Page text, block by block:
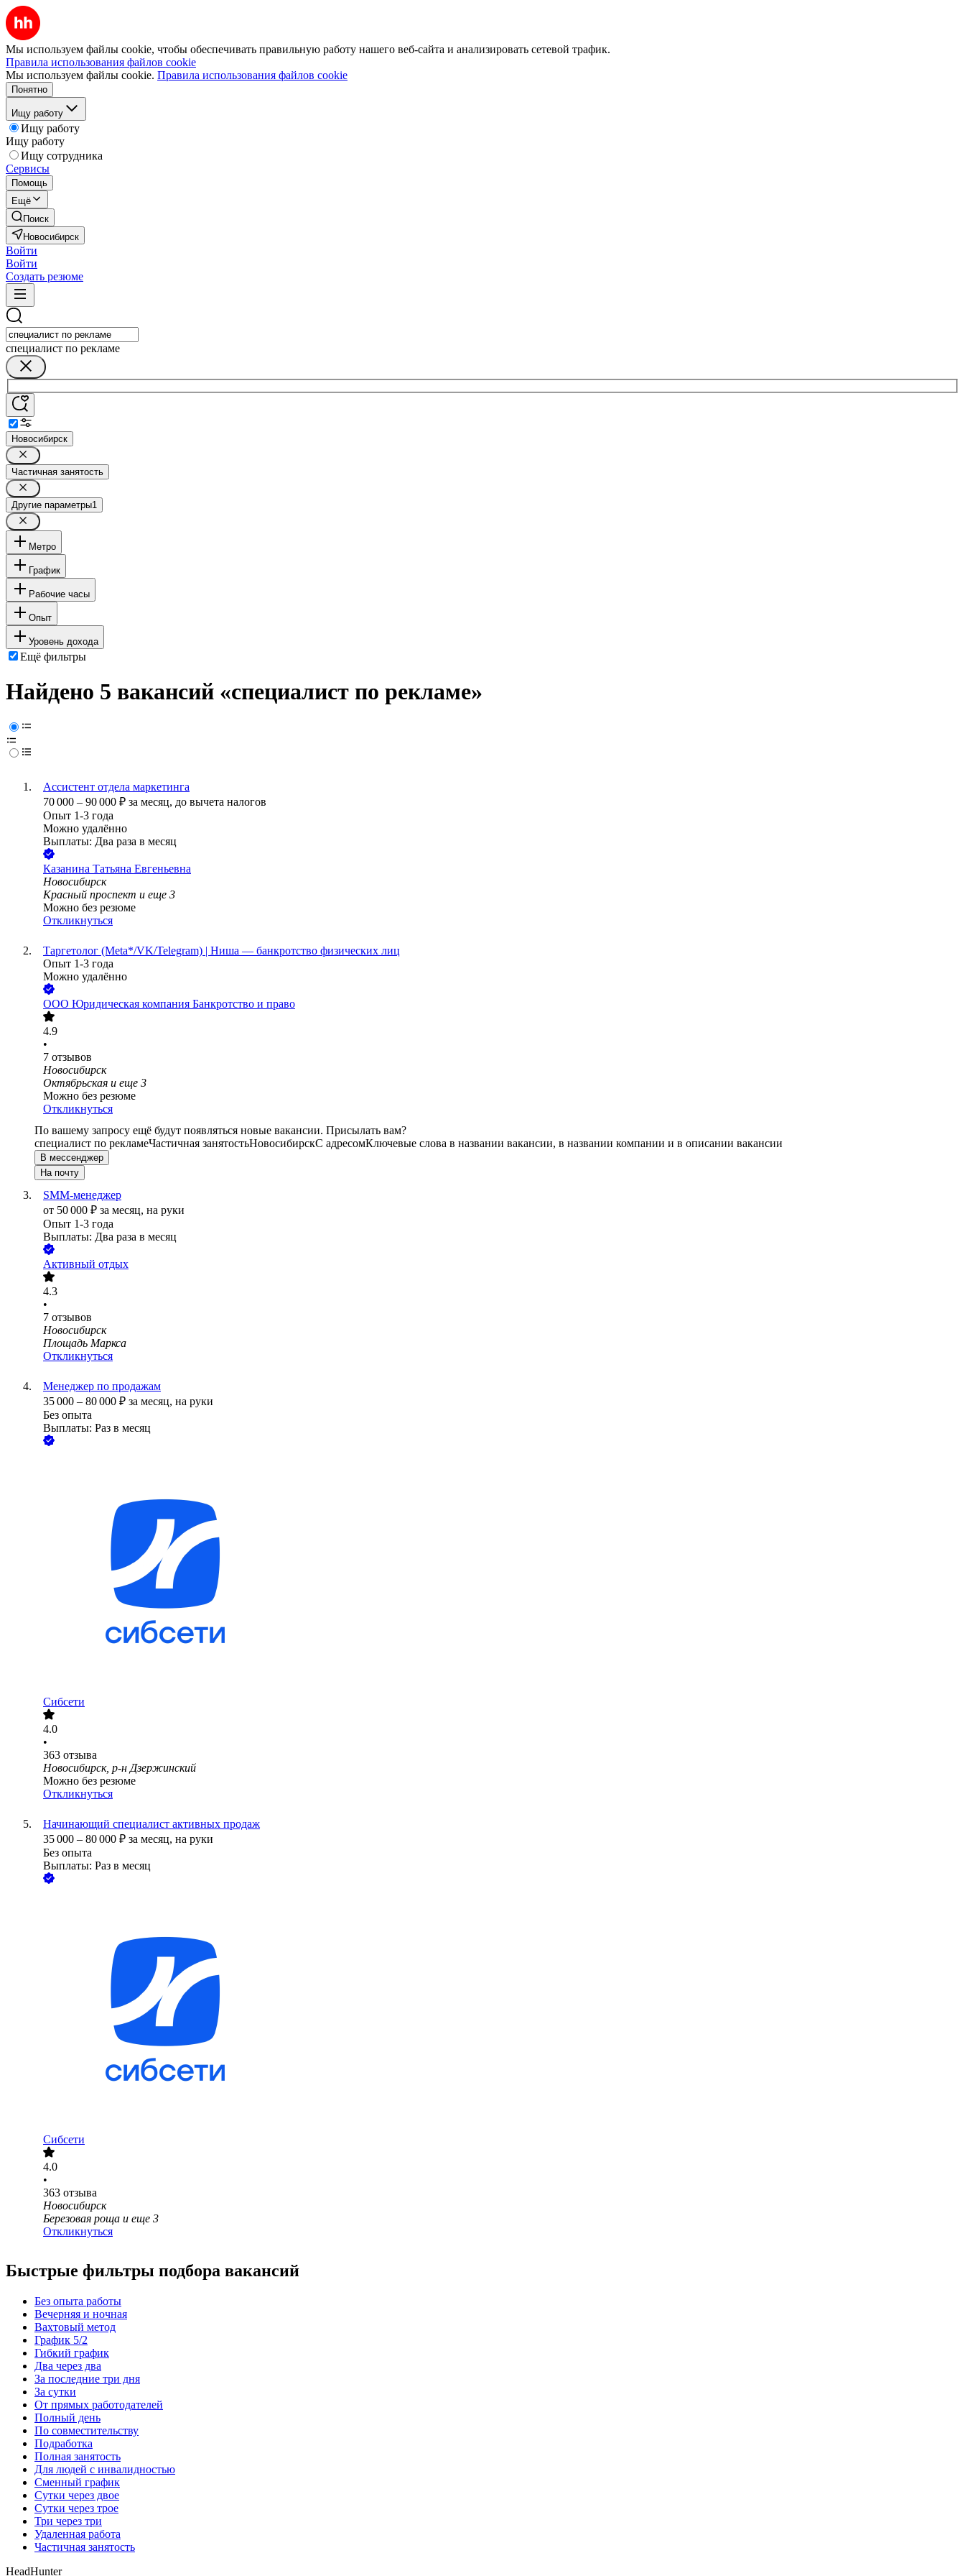
Мы используем файлы cookie, чтобы обеспечивать правильную работу нашего веб-сайта и анализировать сетевой трафик.
Правила использования файлов cookie
Мы используем файлы cookie. Правила использования файлов cookie
Понятно
Ищу работу
Ищу работу
Ищу работу
Ищу сотрудника
Сервисы
Помощь
Ещё
Поиск
Новосибирск
Войти
Войти
Создать резюме
специалист по рекламе
Новосибирск
Частичная занятость
Другие параметры1
Метро
График
Рабочие часы
Опыт
Уровень дохода
Ещё фильтры
Найдено 5 вакансий «специалист по рекламе»
Ассистент отдела маркетинга
70 000 – 90 000 ₽ за месяц, до вычета налогов
Опыт 1-3 года
Можно удалённо
Выплаты: Два раза в месяц
Казанина Татьяна Евгеньевна
Новосибирск
Красный проспект и еще 3
Можно без резюме
Откликнуться
Таргетолог (Meta*/VK/Telegram) | Ниша — банкротство физических лиц
Опыт 1-3 года
Можно удалённо
ООО Юридическая компания Банкротство и право
4.9
•
7 отзывов
Новосибирск
Октябрьская и еще 3
Можно без резюме
Откликнуться
По вашему запросу ещё будут появляться новые вакансии. Присылать вам?
специалист по рекламеЧастичная занятостьНовосибирскС адресомКлючевые слова в названии вакансии, в названии компании и в описании вакансии
В мессенджер
На почту
SMM-менеджер
от 50 000 ₽ за месяц, на руки
Опыт 1-3 года
Выплаты: Два раза в месяц
Активный отдых
4.3
•
7 отзывов
Новосибирск
Площадь Маркса
Откликнуться
Менеджер по продажам
35 000 – 80 000 ₽ за месяц, на руки
Без опыта
Выплаты: Раз в месяц
Сибсети
4.0
•
363 отзыва
Новосибирск, р-н Дзержинский
Можно без резюме
Откликнуться
Начинающий специалист активных продаж
35 000 – 80 000 ₽ за месяц, на руки
Без опыта
Выплаты: Раз в месяц
Сибсети
4.0
•
363 отзыва
Новосибирск
Березовая роща и еще 3
Откликнуться
Быстрые фильтры подбора вакансий
Без опыта работы
Вечерняя и ночная
Вахтовый метод
График 5/2
Гибкий график
Два через два
За последние три дня
За сутки
От прямых работодателей
Полный день
По совместительству
Подработка
Полная занятость
Для людей с инвалидностью
Сменный график
Сутки через двое
Сутки через трое
Три через три
Удаленная работа
Частичная занятость
HeadHunter